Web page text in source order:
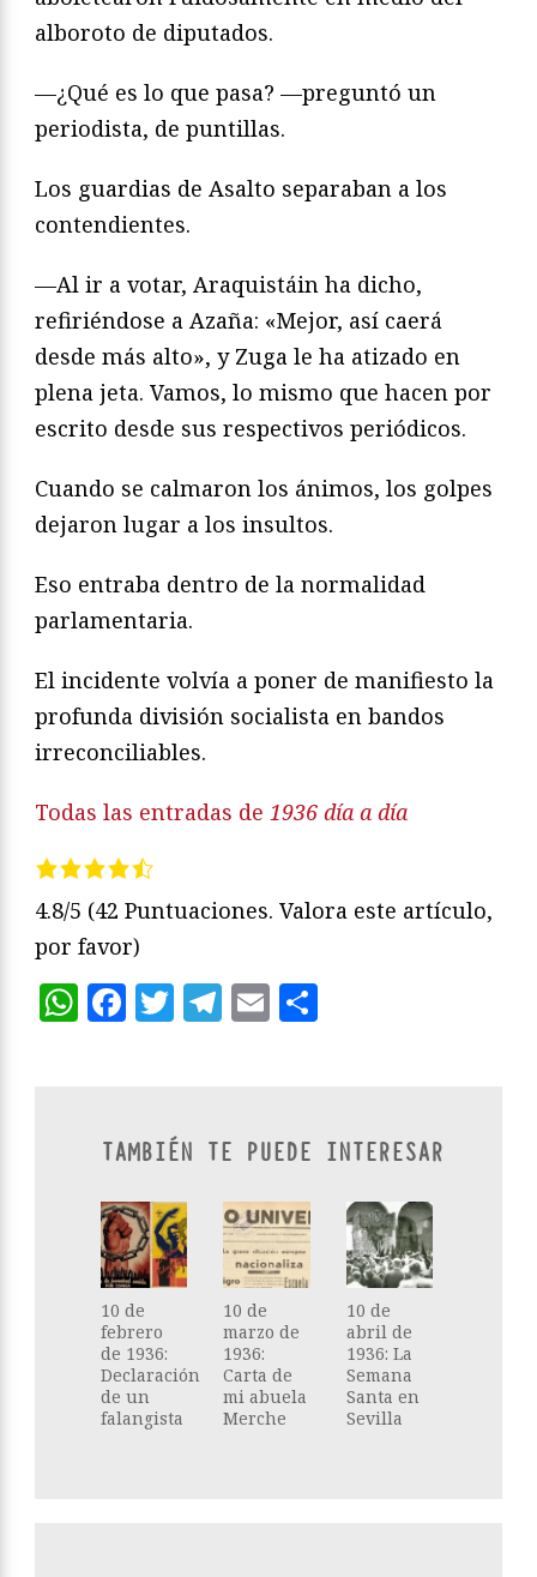
alboroto de diputados.
—¿Qué es lo que pasa? —preguntó un
periodista, de puntillas.
Los guardias de Asalto separaban a los
contendientes.
—Al ir a votar, Araquistáin ha dicho,
refiriéndose a Azaña: «Mejor, así caerá
desde más alto», y Zuga le ha atizado en
plena jeta. Vamos, lo mismo que hacen por
escrito desde sus respectivos periódicos.
Cuando se calmaron los ánimos, los golpes
dejaron lugar a los insultos.
Eso entraba dentro de la normalidad
parlamentaria.
El incidente volvía a poner de manifiesto la
profunda división socialista en bandos
irreconciliables.
Todas las entradas de 1936 día a día
4.8/5 (42 Puntuaciones. Valora este artículo,
por favor)
WhatsApp
Facebook
Twitter
Telegram
Email
TAMBIÉN TE PUEDE INTERESAR
10 de
febrero
de 1936:
Declaración
de un
falangista
10 de
marzo de
1936:
Carta de
mi abuela
Merche
10 de
abril de
1936: La
Semana
Santa en
Sevilla